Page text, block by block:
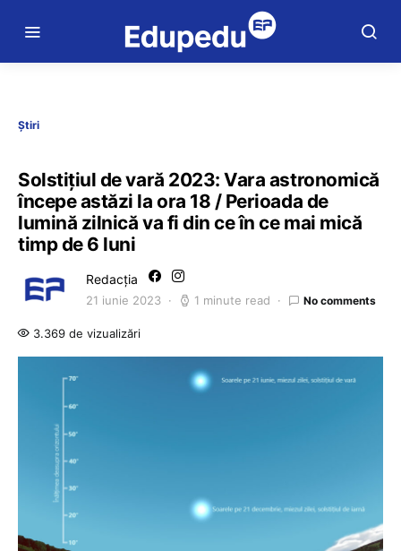
Știri
Solstițiul de vară 2023: Vara astronomică
începe astăzi la ora 18 / Perioada de
lumină zilnică va fi din ce în ce mai mică
timp de 6 luni
Redacția
21 iunie 2023 1 minute read No comments
3.369 de vizualizări